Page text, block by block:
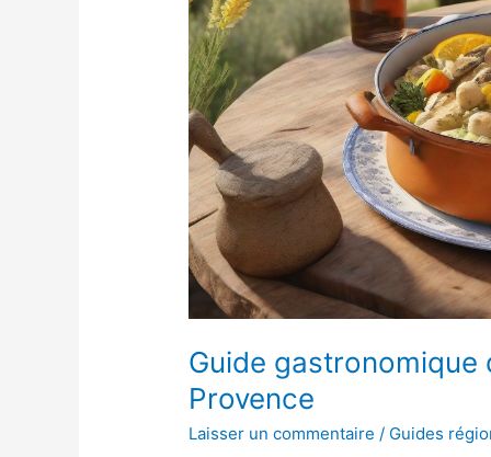
Guide gastronomique
Provence
Laisser un commentaire / Guides